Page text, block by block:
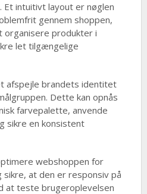
Et intuitivt layout er nøglen
gennem shoppen,
organisere produkter i
let tilgængelige
afspejle brandets identitet
Dette kan opnås
farvepalette, anvende
sikre en konsistent
webshoppen for
at den er responsiv på
at teste brugeroplevelsen